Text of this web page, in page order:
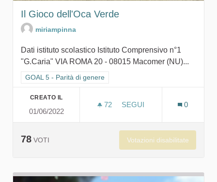
Il Gioco dell'Oca Verde
miriampinna
Dati istituto scolastico Istituto Comprensivo n°1
"G.Caria" VIA ROMA 20 - 08015 Macomer (NU)...
Filtra i risultati per categoria: GOAL 5 - Parità di genere
GOAL 5 - Parità di genere
CREATO IL
01/06/2022
72 72 SOSTENITORI
SEGUI
0
78 VOTI Votazioni disabilitate